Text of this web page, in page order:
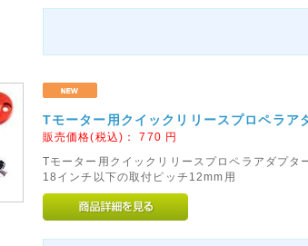
Tモーター用クイックリリースプロペラ
販売価格(税込)：770 円
Tモーター用クイックリリースプロペラアダプタ
18インチ以下の取付ピッチ12mm用